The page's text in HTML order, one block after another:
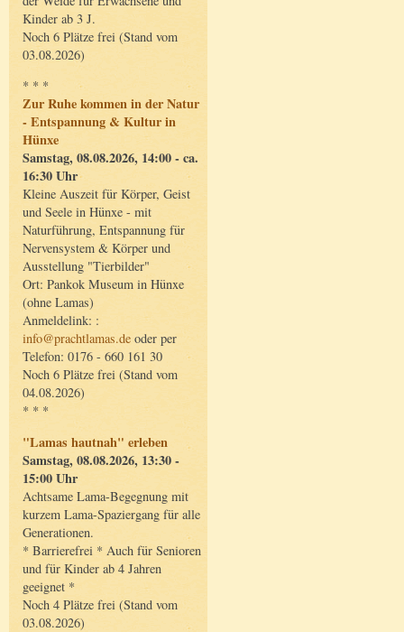
Kinder ab 3 J.
Noch 6 Plätze frei (Stand vom
03.08.2026)
* * *
Zur Ruhe kommen in der Natur
- Entspannung & Kultur in
Hünxe
Samstag, 08.08.2026, 14:00 - ca.
16:30 Uhr
Kleine Auszeit für Körper, Geist
und Seele in Hünxe - mit
Naturführung, Entspannung für
Nervensystem & Körper und
Ausstellung "Tierbilder"
Ort: Pankok Museum in Hünxe
(ohne Lamas)
Anmeldelink: :
info@prachtlamas.de oder per
Telefon: 0176 - 660 161 30
Noch 6 Plätze frei (Stand vom
04.08.2026)
* * *
"Lamas hautnah" erleben
Samstag, 08.08.2026, 13:30 -
15:00 Uhr
Achtsame Lama-Begegnung mit
kurzem Lama-Spaziergang für alle
Generationen.
* Barrierefrei * Auch für Senioren
und für Kinder ab 4 Jahren
geeignet *
Noch 4 Plätze frei (Stand vom
03.08.2026)